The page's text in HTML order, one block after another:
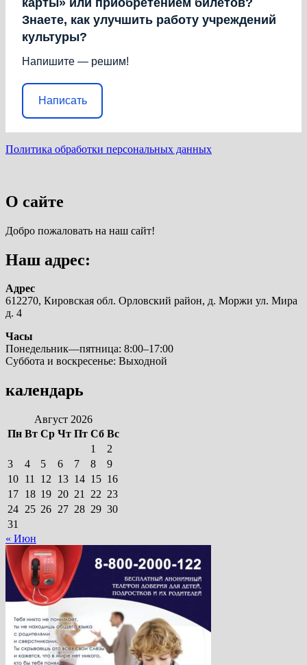
Знаете, как улучшить работу учреждений
культуры?
Напишите — решим!
Написать
Политика обработки персональных данных
О сайте
Добро пожаловать на наш сайт!
Наш адрес:
Адрес
612270, Кировская обл. Орловский район, д. Моржи ул. Мира
д. 4
Часы
Понедельник—пятница: 8:00–17:00
Суббота и воскресенье: Выходной
календарь
Август 2026
Пн Вт Ср Чт Пт Сб Вс
1
2
3
4 5 6 7 8
9
10 11 12 13 14 15 16
17 18 19 20 21 22 23
24 25 26 27 28 29 30
31
« Июн